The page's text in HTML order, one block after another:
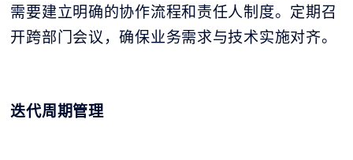
需要建立明确的协作流程和责任人制度。定期召
开跨部门会议，确保业务需求与技术实施对齐。
迭代周期管理